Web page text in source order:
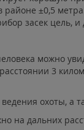
±0,5
засек цель,
можно
3
охоты, а
на дальних